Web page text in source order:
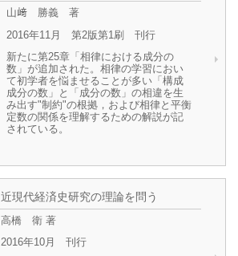
山﨑 勝義 著
2016年11月 第2版第1刷 刊行
新たに第25章「相律における成分の
数」が追加された。相律の学習におい
て初学者を悩ませることが多い「構成
成分の数」と「成分の数」の相違を生
み出す"制約"の根拠，および相律と平衡
定数の関係を理解するための解説が記
されている。
近現代経済史研究の理論を問う
高橋 衛 著
2016年10月 刊行